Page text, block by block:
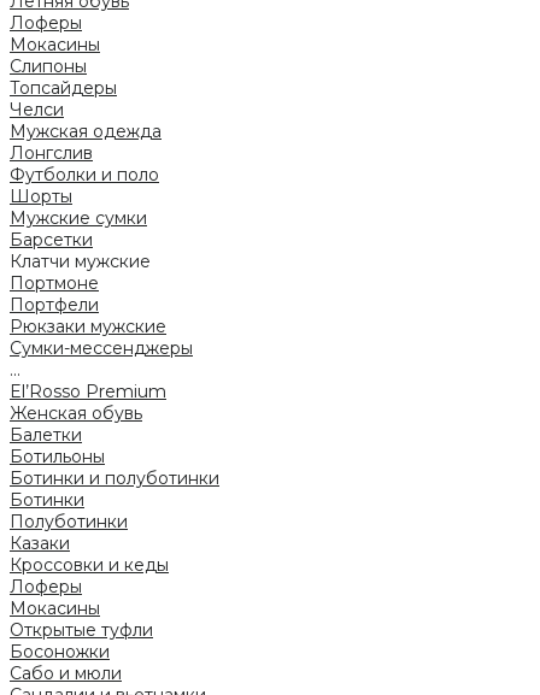
Лоферы
Мокасины
Слипоны
Топсайдеры
Челси
Мужская одежда
Лонгслив
Футболки и поло
Шорты
Мужские сумки
Барсетки
Клатчи мужские
Портмоне
Портфели
Рюкзаки мужские
Сумки-мессенджеры
...
El’Rosso Premium
Женская обувь
Балетки
Ботильоны
Ботинки и полуботинки
Ботинки
Полуботинки
Казаки
Кроссовки и кеды
Лоферы
Мокасины
Открытые туфли
Босоножки
Сабо и мюли